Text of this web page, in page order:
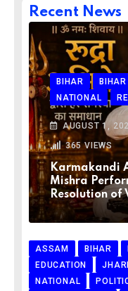
Recent News
BIHAR BIHAR
NATIONAL
AUGUST 1,
365VIEWS
Karmakandi
Mishra
Resolution of
ASSAM BIHAR
EDUCATION
NATIONAL